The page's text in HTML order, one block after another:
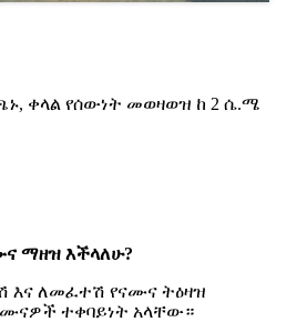
ቀላል የሰውነት መወዛወዝ ከ 2 ሴ.ሜ
ማዘዝ እችላለሁ?
እና ለመፈተሽ የናሙና ትዕዛዝ
ተቀባይነት አላቸው።